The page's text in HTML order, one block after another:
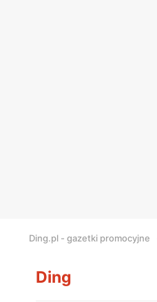
Ding.pl - gazetki promocyjne
Ding